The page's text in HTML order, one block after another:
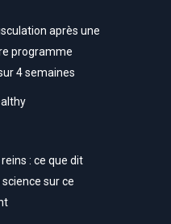
après une
programme
4 semaines
: ce que dit
sur ce